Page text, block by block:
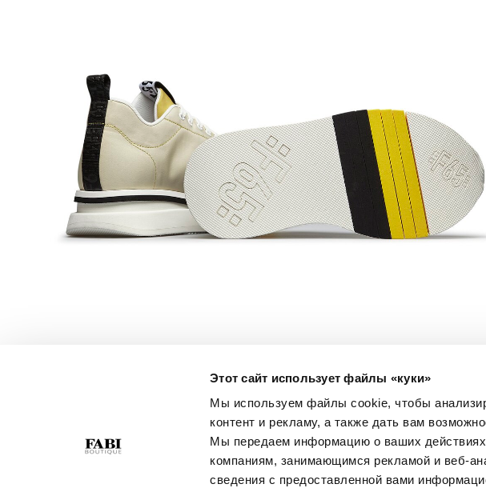
Этот сайт использует файлы «куки»
Мы используем файлы cookie, чтобы
контент и рекламу, а также дать вам
Мы передаем информацию о ваших
компаниям, занимающимся рекламой и веб-
сведения с предоставленной вами
Условия Покупки
Политика
Конфиденциальности
Политика В Отношении
Файлов Cookie
МЫ В СОЦСЕТЯХ
Facebook
Instagram
Pinterest
Twitter